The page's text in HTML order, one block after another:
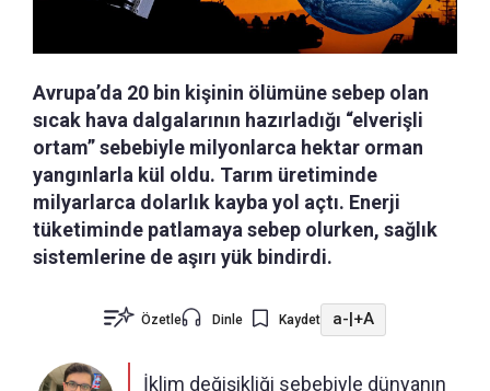
Avrupa’da 20 bin kişinin ölümüne sebep olan
sıcak hava dalgalarının hazırladığı “elverişli
ortam” sebebiyle milyonlarca hektar orman
yangınlarla kül oldu. Tarım üretiminde
milyarlarca dolarlık kayba yol açtı. Enerji
tüketiminde patlamaya sebep olurken, sağlık
sistemlerine de aşırı yük bindirdi.
Özetle Dinle Kaydet a-|+A
İklim değişikliği sebebiyle dünyanın